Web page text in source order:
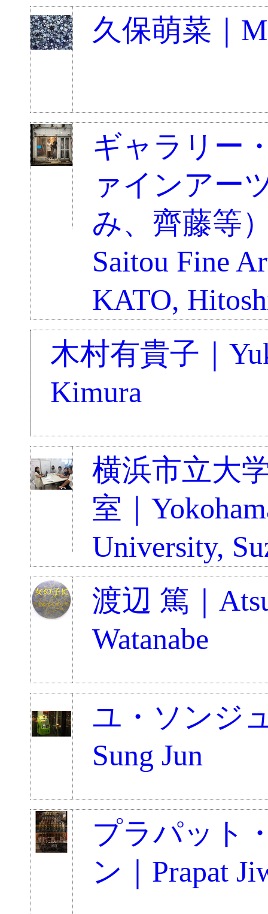
久保萌菜｜
ギャラリー
ァインアー
み、齊藤等
Saitou Fine
KATO,
木村有貴子｜
Kimura
横浜市立大
室｜
University,
渡辺 篤｜
Watanabe
ユ・ソンジ
Sung Jun
プラパット
ン｜Prapat